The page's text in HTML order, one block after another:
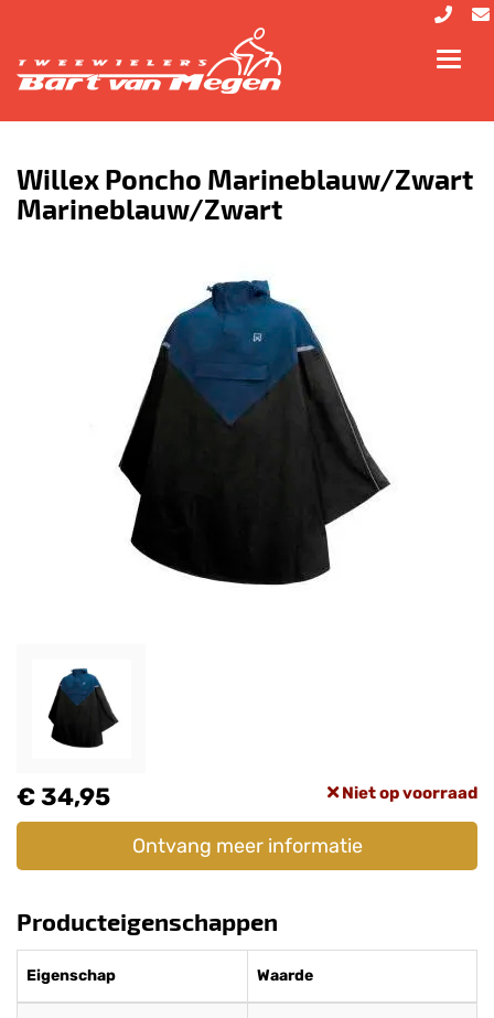
Willex Poncho Marineblauw/Zwart
Marineblauw/Zwart
€ 34,95 Niet op voorraad
Ontvang meer informatie
Producteigenschappen
Eigenschap Waarde